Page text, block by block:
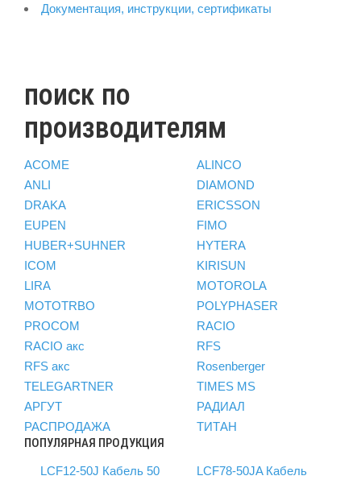
Документация, инструкции, сертификаты
поиск по
производителям
ACOME
ALINCO
ANLI
DIAMOND
DRAKA
ERICSSON
EUPEN
FIMO
HUBER+SUHNER
HYTERA
ICOM
KIRISUN
LIRA
MOTOROLA
MOTOTRBO
POLYPHASER
PROCOM
RACIO
RACIO акс
RFS
RFS акс
Rosenberger
TELEGARTNER
TIMES MS
АРГУТ
РАДИАЛ
РАСПРОДАЖА
ТИТАН
ПОПУЛЯРНАЯ ПРОДУКЦИЯ
LCF12-50J Кабель 50
LCF78-50JA Кабель